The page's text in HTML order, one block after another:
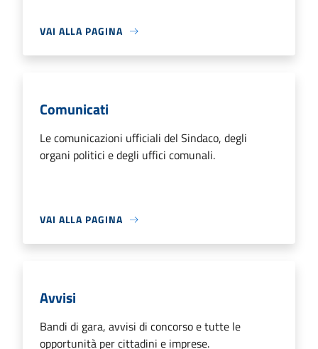
VAI ALLA PAGINA
Comunicati
Le comunicazioni ufficiali del Sindaco, degli
organi politici e degli uffici comunali.
VAI ALLA PAGINA
Avvisi
Bandi di gara, avvisi di concorso e tutte le
opportunità per cittadini e imprese.